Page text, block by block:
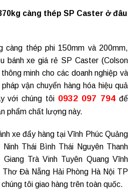
càng thép SP Caster ở đâu
càng thép phi 150mm và 200mm,
bánh xe giá rẻ SP Caster (Colson
minh cho các doanh nghiệp và
vận chuyển hàng hóa hiệu quả
với chúng tôi 0932 097 794 để
phẩm chất lượng này.
xe đẩy hàng tại Vĩnh PhúcQuảng
Thái Bình Thái Nguyên Thanh
Trà Vinh Tuyên Quang Vĩnh
Thơ Đà Nẵng Hải Phòng Hà Nội TP
tôi giao hàng trên toàn quốc.